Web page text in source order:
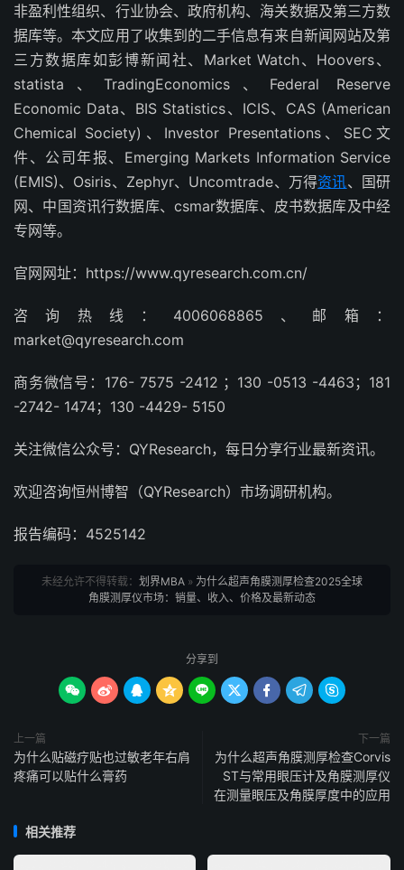
非盈利性组织、行业协会、政府机构、海关数据及第三方数
据库等。本文应用了收集到的二手信息有来自新闻网站及第
三方数据库如彭博新闻社、Market Watch、Hoovers、
statista、TradingEconomics、Federal Reserve
Economic Data、BIS Statistics、ICIS、CAS (American
Chemical Society)、Investor Presentations、SEC文
件、公司年报、Emerging Markets Information Service
(EMIS)、Osiris、Zephyr、Uncomtrade、万得资讯、国研
网、中国资讯行数据库、csmar数据库、皮书数据库及中经
专网等。
官网网址：https://www.qyresearch.com.cn/
咨询热线：4006068865、邮箱：
market@qyresearch.com
商务微信号：176- 7575 -2412 ；130 -0513 -4463；181
-2742- 1474；130 -4429- 5150
关注微信公众号：QYResearch，每日分享行业最新资讯。
欢迎咨询恒州博智（QYResearch）市场调研机构。
报告编码：4525142
未经允许不得转载： 划界MBA » 为什么超声角膜测厚检查2025全球
角膜测厚仪市场：销量、收入、价格及最新动态
分享到
        
上一篇
为什么贴磁疗贴也过敏老年右肩
疼痛可以贴什么膏药
下一篇
为什么超声角膜测厚检查Corvis
ST与常用眼压计及角膜测厚仪
在测量眼压及角膜厚度中的应用
相关推荐